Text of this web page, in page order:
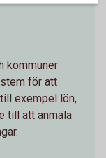
kommuner
för att
exempel lön,
till att anmäla